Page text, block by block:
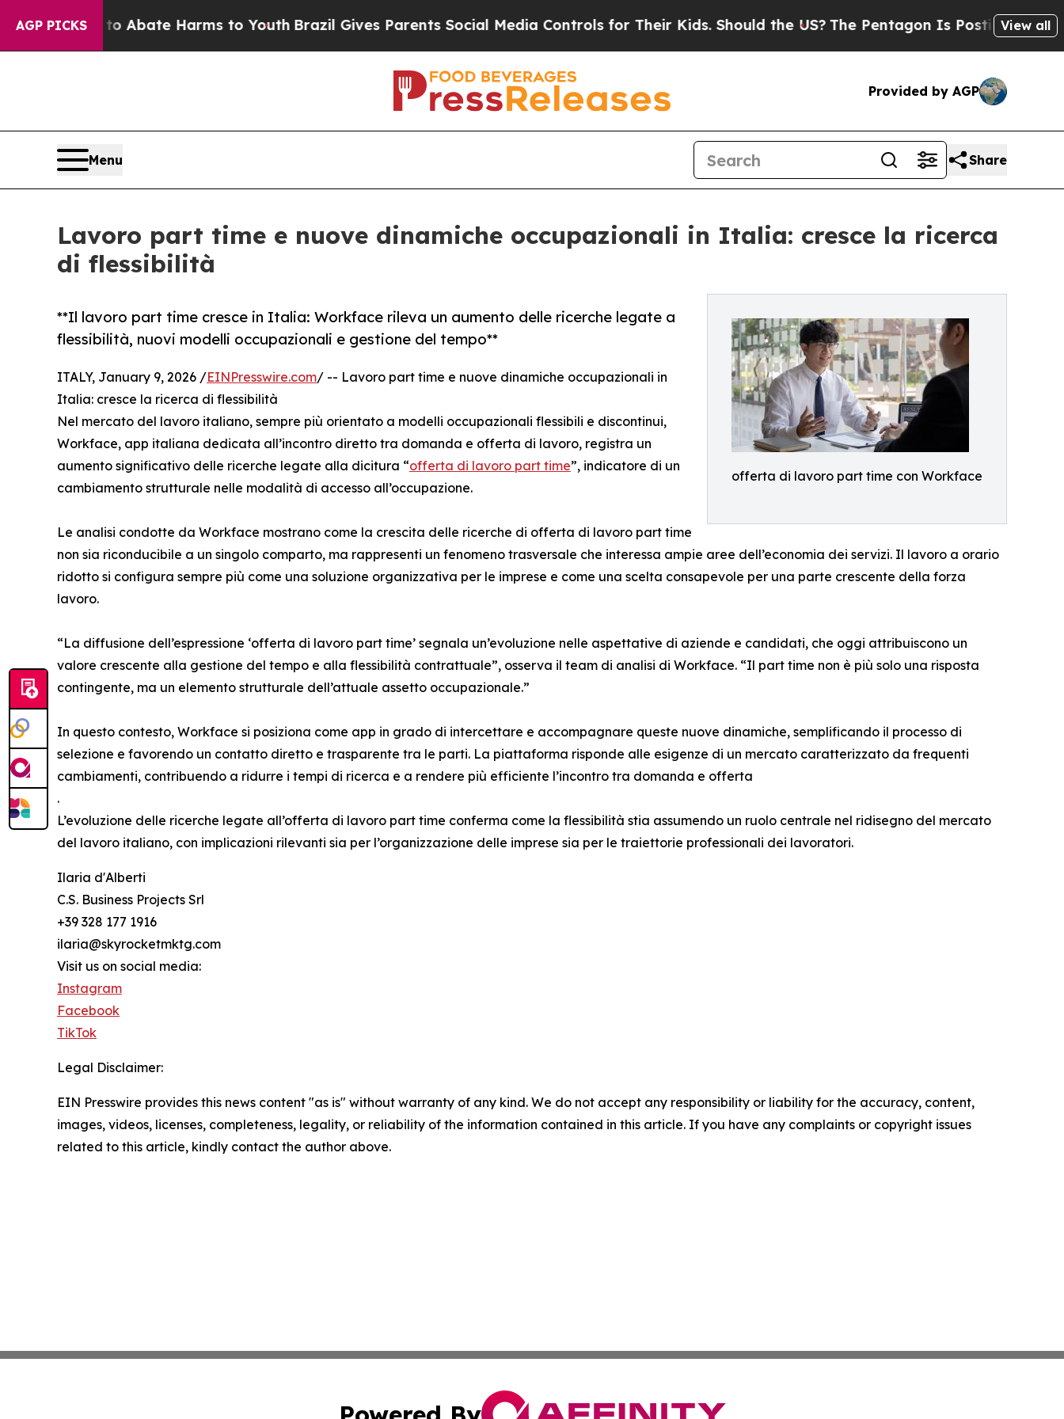
AGP PICKS
Fund to Abate Harms to Youth Brazil Gives Parents Social Media Controls for Their Kids. Should the US?The Pentagon Is Posting CrypticView all
Provided by AGP
Menu Share
Lavoro part time e nuove dinamiche occupazionali in Italia: cresce la ricerca
di flessibilità
offerta di lavoro part time con Workface
**Il lavoro part time cresce in Italia: Workface rileva un aumento delle ricerche legate a
flessibilità, nuovi modelli occupazionali e gestione del tempo**
ITALY, January 9, 2026 /EINPresswire.com/ -- Lavoro part time e nuove dinamiche occupazionali in
Italia: cresce la ricerca di flessibilità
Nel mercato del lavoro italiano, sempre più orientato a modelli occupazionali flessibili e discontinui,
Workface, app italiana dedicata all’incontro diretto tra domanda e offerta di lavoro, registra un
aumento significativo delle ricerche legate alla dicitura “offerta di lavoro part time”, indicatore di un
cambiamento strutturale nelle modalità di accesso all’occupazione.
Le analisi condotte da Workface mostrano come la crescita delle ricerche di offerta di lavoro part time
non sia riconducibile a un singolo comparto, ma rappresenti un fenomeno trasversale che interessa ampie aree dell’economia dei servizi. Il lavoro a orario
ridotto si configura sempre più come una soluzione organizzativa per le imprese e come una scelta consapevole per una parte crescente della forza
lavoro.
“La diffusione dell’espressione ‘offerta di lavoro part time’ segnala un’evoluzione nelle aspettative di aziende e candidati, che oggi attribuiscono un
valore crescente alla gestione del tempo e alla flessibilità contrattuale”, osserva il team di analisi di Workface. “Il part time non è più solo una risposta
contingente, ma un elemento strutturale dell’attuale assetto occupazionale.”
In questo contesto, Workface si posiziona come app in grado di intercettare e accompagnare queste nuove dinamiche, semplificando il processo di
selezione e favorendo un contatto diretto e trasparente tra le parti. La piattaforma risponde alle esigenze di un mercato caratterizzato da frequenti
cambiamenti, contribuendo a ridurre i tempi di ricerca e a rendere più efficiente l’incontro tra domanda e offerta
.
L’evoluzione delle ricerche legate all’offerta di lavoro part time conferma come la flessibilità stia assumendo un ruolo centrale nel ridisegno del mercato
del lavoro italiano, con implicazioni rilevanti sia per l’organizzazione delle imprese sia per le traiettorie professionali dei lavoratori.
Ilaria d'Alberti
C.S. Business Projects Srl
+39 328 177 1916
ilaria@skyrocketmktg.com
Visit us on social media:
Instagram
Facebook
TikTok
Legal Disclaimer:
EIN Presswire provides this news content "as is" without warranty of any kind. We do not accept any responsibility or liability for the accuracy, content,
images, videos, licenses, completeness, legality, or reliability of the information contained in this article. If you have any complaints or copyright issues
related to this article, kindly contact the author above.